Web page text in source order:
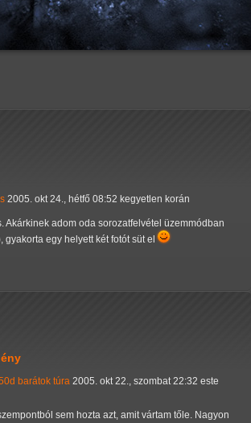
2005. okt 24., hétfő 08:52 kegyetlen korán
Akárkinek adom oda sorozatfelvétel üzemmódban
gyakorta egy helyett két fotót süt el
barátok túra 2005. okt 22., szombat 22:32 este
sem hozta azt, amit vártam tőle. Nagyon